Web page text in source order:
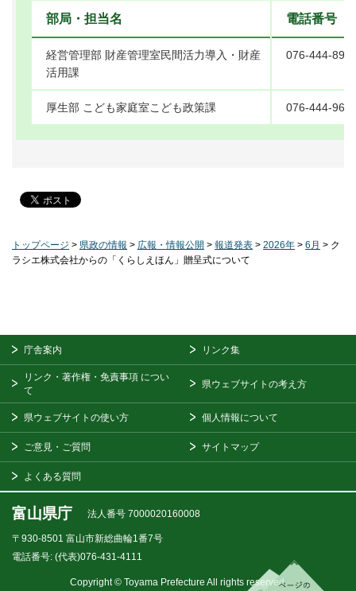
部局・担当名 電話番号
経営管理部 財産管理室民間活力導入・財産
活用課
076-444-
厚生部 こども家庭室こども政策課 076-444-
トップページ > 県政の情報 > 広報・情報公開 > 報道発表 > 2026年 > 6月 > ク
ラシエ株式会社からの「くらしえほん」贈呈式について
庁舎案内 リンク集
リンク・著作権・免責事項 につい
て
県ウェブサイトの考え方
県ウェブサイトの使い方 個人情報について
ご意見・ご質問 サイトマップ
よくある質問
富山県庁 法人番号 7000020160008
〒930-8501 富山市新総曲輪1番7号
電話番号: (代表)076-431-4111
Copyright © Toyama Prefecture All rights reserved.